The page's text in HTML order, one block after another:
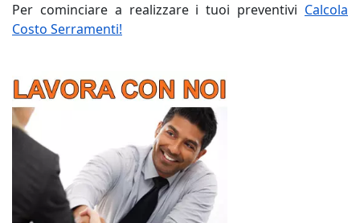
Per cominciare a realizzare i tuoi preventivi Calcola
Costo Serramenti!